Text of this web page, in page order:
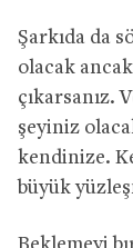
Şarkıda da
olacak
çıkarsanız.
şeyiniz
kendinize.
büyük